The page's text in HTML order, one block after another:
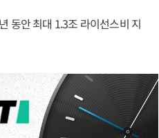
동안 최대 1.3조 라이선스비 지